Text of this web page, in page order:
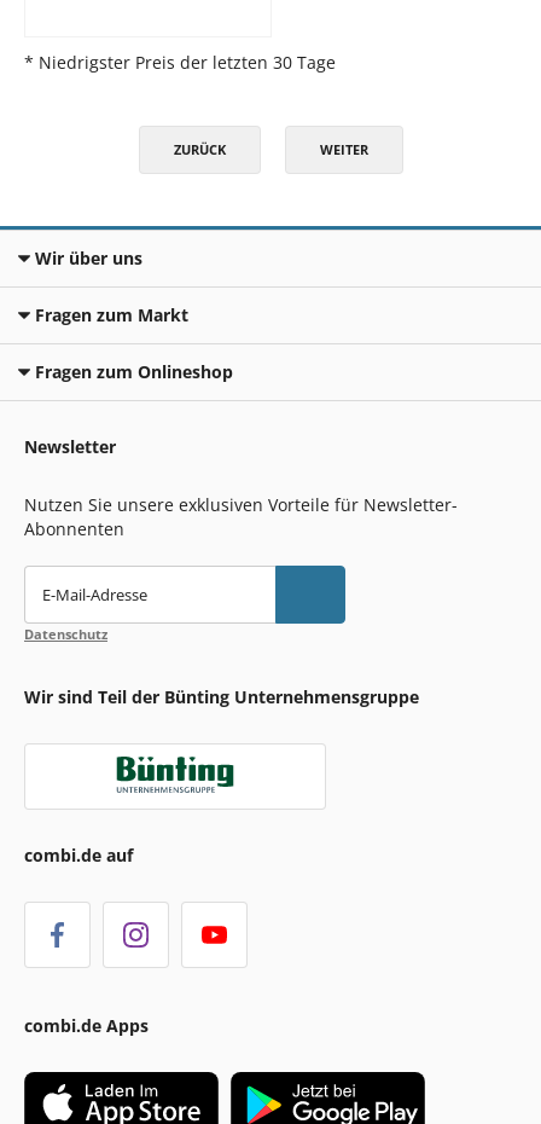
* Niedrigster Preis der letzten 30 Tage
ZURÜCK WEITER
Wir über uns
Fragen zum Markt
Fragen zum Onlineshop
Newsletter
Nutzen Sie unsere exklusiven Vorteile für Newsletter-
Abonnenten
E-Mail-Adresse
Datenschutz
Wir sind Teil der Bünting Unternehmensgruppe
combi.de auf
combi.de Apps